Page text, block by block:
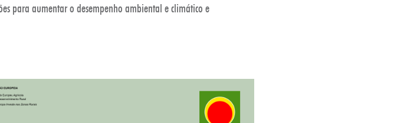
para aumentar o desempenho ambiental e climático e